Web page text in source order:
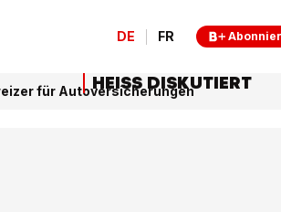
DE FR
für Autoversicherungen
HEISS DISKUTIERT